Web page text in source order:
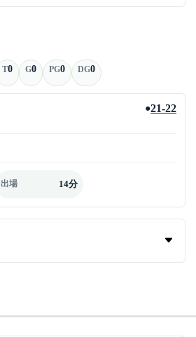
T0 G0 PG0 DG0
●21-22
出場 14分